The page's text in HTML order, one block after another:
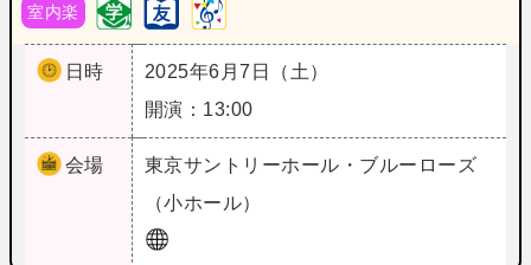
室内楽
日時
2025年6月7日（土）
開演：13:00
会場 東京サントリーホール・ブルーローズ
（小ホール）